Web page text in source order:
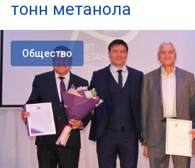
тонн метанола
Общество